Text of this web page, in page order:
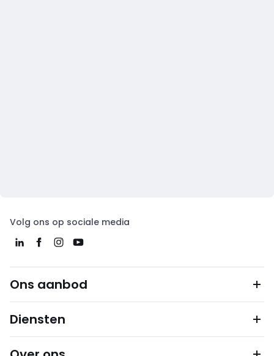
Volg ons op sociale media
Ons aanbod
Diensten